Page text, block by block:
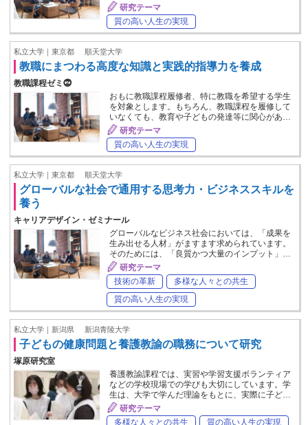
研究テーマ
質の高い人生の実現
私立大学｜東京都 順天堂大学
教職にまつわる高度な知識と実践的指導力を養成
教職課程ゼミ⓶
おもに教職課程履修者、特に教職を希望する学生
を対象とします。もちろん、教職課程を履修して
いなくても、教育や子どもの発達等に関心があ…
研究テーマ
質の高い人生の実現
私立大学｜東京都 順天堂大学
グローバルな社会で通用する思考力・ビジネススキルを
養う
キャリアデザイン・ゼミナール
グローバルなビジネス社会においては、「成果を
生み出せる人材」がますます求められています。
そのためには、「良質かつ大量のインプット」…
研究テーマ
技術の革新
多様な人々との共生
質の高い人生の実現
私立大学｜新潟県 新潟青陵大学
子どもの健康問題と養護教諭の職務について研究
塚原研究室
養護教諭課程では、実習や学習支援ボランティア
などの学校現場での学びも大切にしています。学
生は、大学で学んだ理論をもとに、実際に子ど…
研究テーマ
多様な人々との共生
質の高い人生の実現